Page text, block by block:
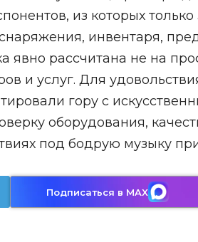
из которых
инвентаря,
явно рассчитана не на
и услуг. Для
гору с
оборудования,
под бодрую музыку
Подписаться в MAX